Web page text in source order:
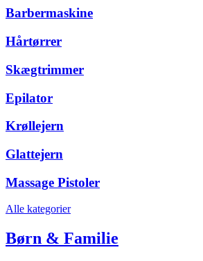
Barbermaskine
Hårtørrer
Skægtrimmer
Epilator
Krøllejern
Glattejern
Massage Pistoler
Alle kategorier
Børn & Familie